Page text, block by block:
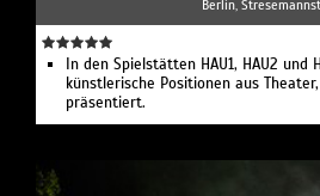
Berlin,
In den Spielstätten HAU1, HAU2 und
künstlerische Positionen aus
präsentiert.